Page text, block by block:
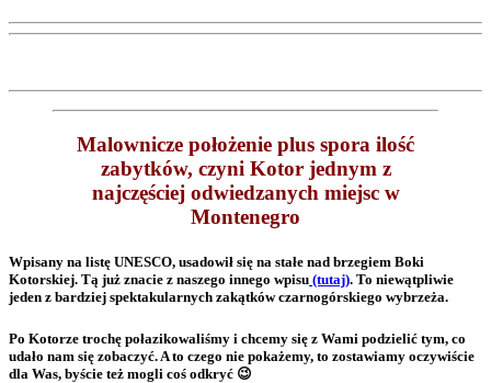
Malownicze położenie plus spora ilość
zabytków, czyni Kotor jednym z
najczęściej odwiedzanych miejsc w
Montenegro
Wpisany na listę UNESCO, usadowił się na stałe nad brzegiem Boki
Kotorskiej. Tą już znacie z naszego innego wpisu (tutaj). To niewątpliwie
jeden z bardziej spektakularnych zakątków czarnogórskiego wybrzeża.
Po Kotorze trochę połazikowaliśmy i chcemy się z Wami podzielić tym, co
udało nam się zobaczyć. A to czego nie pokażemy, to zostawiamy oczywiście
dla Was, byście też mogli coś odkryć 😉